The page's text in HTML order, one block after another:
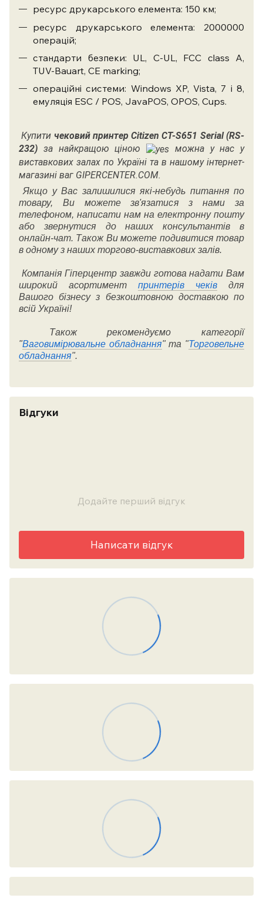
ресурс друкарського елемента: 150 км;
ресурс друкарського елемента: 2000000
операцій;
стандарти безпеки: UL, C-UL, FCC class A,
TUV-Bauart, CE marking;
операційні системи: Windows XP, Vista, 7 і 8,
емуляція ESC / POS, JavaPOS, OPOS, Cups.
Купити чековий принтерCitizen CT-S651 Serial (RS-
232) за найкращою ціною
можна у нас у
виставкових залах по Україні та в нашому інтернет-
магазині ваг GIPERCENTER.COM.
Якщо у Вас залишилися які-небудь питання по
товару, Ви можете зв'язатися з нами за
телефоном, написати нам на електронну пошту
або звернутися до наших консультантів в
онлайн-чат. Також Ви можете подивитися товар
в одному з наших торгово-виставкових залів.
Компанія Гіперцентр завжди готова надати Вам
широкий асортимент принтерів чеків для
Вашого бізнесу з безкоштовною доставкою по
всій Україні!
Також рекомендуємо категорії
"Ваговимірювальне обладнання" та "Торговельне
обладнання".
Відгуки
Додайте перший відгук
Написати відгук